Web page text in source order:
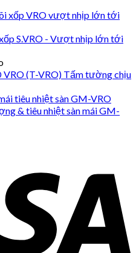
S.VRO - Vượt nhịp lớn tới
Tấm tường chịu
& tiêu nhiệt sàn mái GM-